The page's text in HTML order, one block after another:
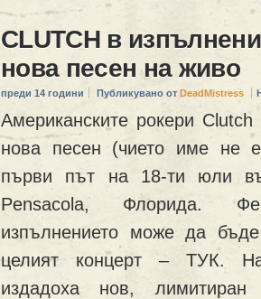
CLUTCH в
нова песен на живо
преди 14 години Публикувано от DeadMistress
Американските рокери
нова песен (чието име не
първи път на 18-ти юли
Pensacola, Флорида.
изпълнението може да
целият концерт – ТУК.
издадоха нов, лимитиран